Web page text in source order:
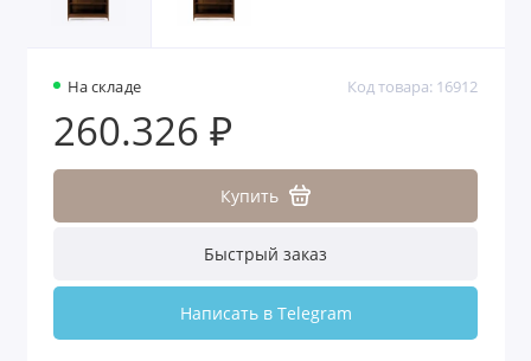
На складе Код товара: 16912
260.326 ₽
Купить
Быстрый заказ
Написать в Telegram